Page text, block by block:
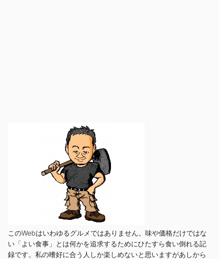
このWebはいわゆるグルメではありません。味や価格だけではな
い「よい食事」とは何かを追求するためにひたすら食い倒れる記
録です。私の嗜好に合う人しか楽しめないと思いますがあしから